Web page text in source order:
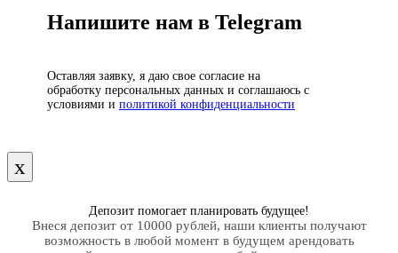
Напишите нам в Telegram
Оставляя заявку, я даю свое согласие на
обработку персональных данных и соглашаюсь с
условиями и политикой конфиденциальности
х
Депозит помогает планировать будущее!
Внеся депозит от 10000 рублей, наши клиенты получают
возможность в любой момент в будущем арендовать